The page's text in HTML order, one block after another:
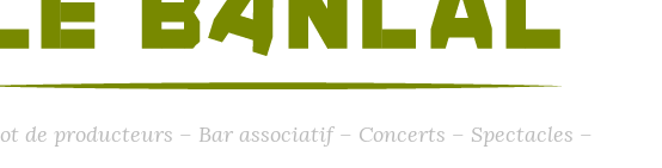
de producteurs – Bar associatif – Concerts – Spectacles –